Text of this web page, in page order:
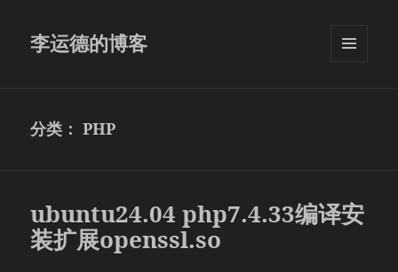
李运德的博客
分类：PHP
ubuntu24.04 php7.4.33编译安
装扩展openssl.so